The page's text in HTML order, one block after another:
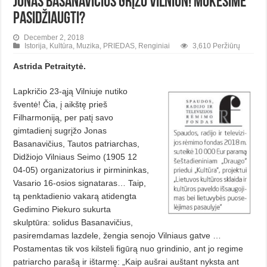
pasidžiaugti?
December 2, 2018
Istorija Kultūra Muzika PRIEDAS Renginiai 3,610 Peržiūrų
Astrida Petraitytė.
Lapkričio 23-ąją Vilniuje nutiko
šventė! Čia, į aikštę prieš
Filharmoniją, per patį savo
gimtadienį sugrįžo Jonas
Basanavičius, Tautos patriarchas,
Didžiojo Vilniaus Seimo (1905 12
04-05) organizatorius ir pirmininkas,
Vasario 16-osios signataras… Taip,
tą penktadienio vakarą atidengta
Gedimino Piekuro sukurta
skulptūra: solidus Basanavičius,
pasiremdamas lazdele, žengia senojo Vilniaus gatve …
Postamentas tik vos kilsteli figūrą nuo grindinio, ant jo regime
patriarcho parašą ir ištarmę: „Kaip aušrai auštant nyksta ant